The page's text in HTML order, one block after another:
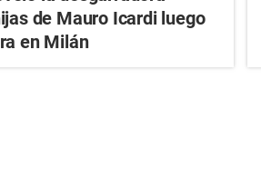
de Mauro Icardi luego
en Milán